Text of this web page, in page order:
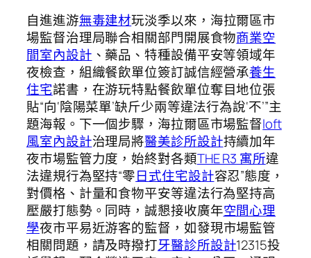
自進進游無毒建材玩淡季以來，海拉爾區市
場監督治理局聯合相關部門開展食物商業空
間室內設計 、藥品、特種設備平安等領域年
夜檢查，組織餐飲單位簽訂誠信經營承養生
住宅諾書，在游玩特點餐飲單位奪目地位張
貼“向‘陰陽菜單’缺斤少兩等違法行為說‘不’”主
題海報。下一個步驟，海拉爾區市場監督loft
風室內設計治理局將醫美診所設計持續加年
夜市場監管力度，始終對各類THE R3 寓所違
法違規行為堅持“零日式住宅設計容忍”態度，
對價格、計量和食物平安等違法行為堅持高
壓嚴打態勢。同時，誠懇接收廣年空間心理
學夜市平易近游客的監督，如發現市場監管
相關問題，請及時撥打牙醫診所設計12315投